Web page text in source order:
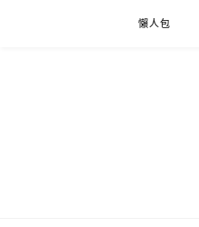
懶人包